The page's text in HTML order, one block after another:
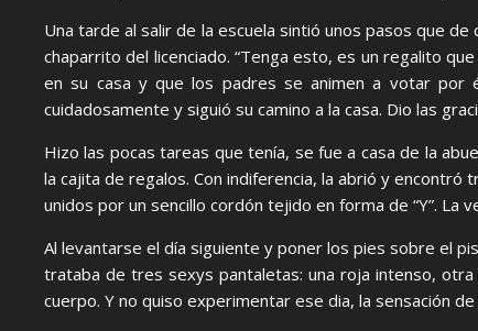
Una tarde al salir de la escuela sintió unos pasos que de
chaparrito del licenciado. “Tenga esto, es un regalito
en su casa y que los padres se animen a votar por
cuidadosamente y siguió su camino a la casa. Dio las
Hizo las pocas tareas que tenía, se fue a casa de la
la cajita de regalos. Con indiferencia, la abrió y encontró
unidos por un sencillo cordón tejido en forma de “Y”.
Al levantarse el día siguiente y poner los pies sobre el
trataba de tres sexys pantaletas: una roja intenso,
cuerpo. Y no quiso experimentar ese dia, la sensación